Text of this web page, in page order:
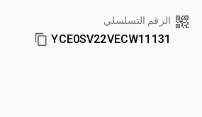
الرقم التسلسلي
YCE0SV22VECW11131